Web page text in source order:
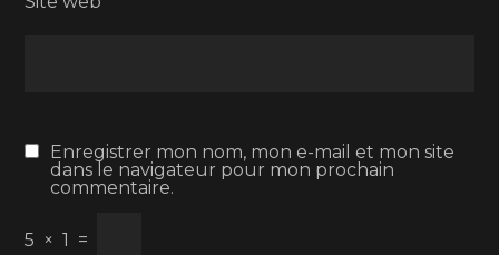
Enregistrer mon nom, mon e-mail et mon site
dans le navigateur pour mon prochain
commentaire.
5 × 1 =